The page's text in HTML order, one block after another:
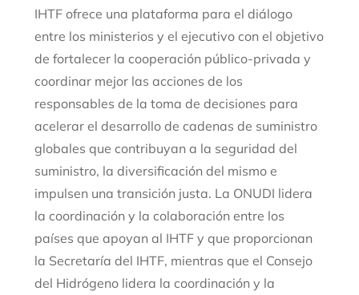
IHTF ofrece una plataforma para el diálogo
entre los ministerios y el ejecutivo con el objetivo
de fortalecer la cooperación público-privada y
coordinar mejor las acciones de los
responsables de la toma de decisiones para
acelerar el desarrollo de cadenas de suministro
globales que contribuyan a la seguridad del
suministro, la diversificación del mismo e
impulsen una transición justa. La ONUDI lidera
la coordinación y la colaboración entre los
países que apoyan al IHTF y que proporcionan
la Secretaría del IHTF, mientras que el Consejo
del Hidrógeno lidera la coordinación y la